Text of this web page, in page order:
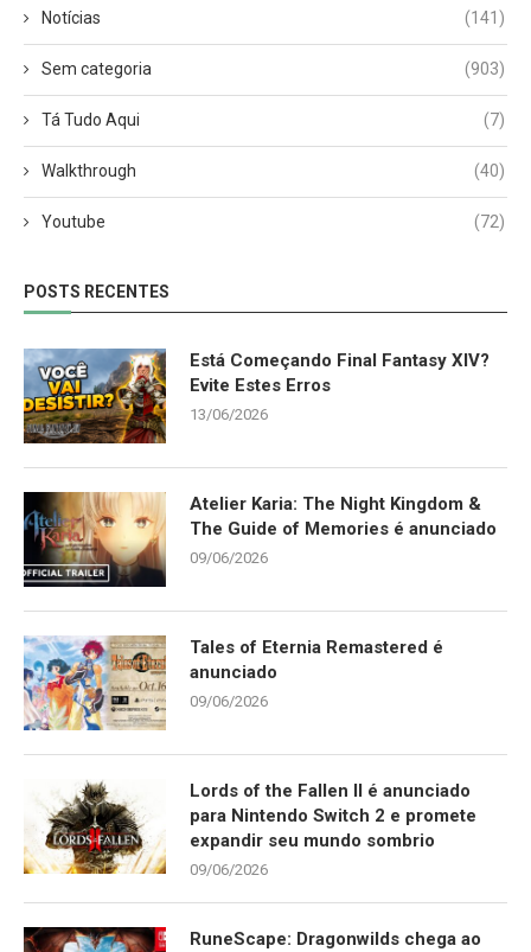
Notícias (141)
Sem categoria (903)
Tá Tudo Aqui (7)
Walkthrough (40)
Youtube (72)
POSTS RECENTES
Está Começando Final Fantasy XIV?
Evite Estes Erros
13/06/2026
Atelier Karia: The Night Kingdom &
The Guide of Memories é anunciado
09/06/2026
Tales of Eternia Remastered é
anunciado
09/06/2026
Lords of the Fallen II é anunciado
para Nintendo Switch 2 e promete
expandir seu mundo sombrio
09/06/2026
RuneScape: Dragonwilds chega ao